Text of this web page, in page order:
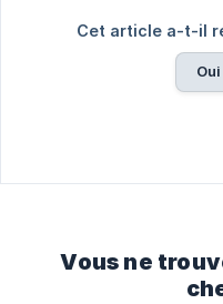
Cet article a-t-il
Oui
Vous ne